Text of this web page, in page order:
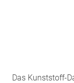
Das Kunststoff-